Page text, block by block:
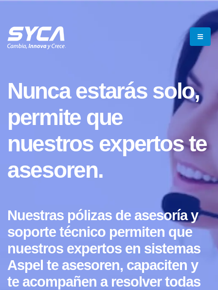
Nunca estarás solo,
permite que
nuestros expertos te
asesoren.
Nuestras pólizas de asesoría y
soporte técnico permiten que
nuestros expertos en sistemas
Aspel te asesoren, capaciten y
te acompañen a resolver todas